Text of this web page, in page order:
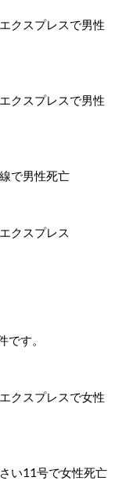
クスプレスで男性
クスプレスで男性
で男性死亡
クスプレス
す。
クスプレスで女性
い11号で女性死亡